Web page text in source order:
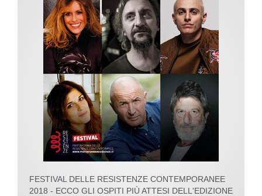
FESTIVAL DELLE RESISTENZE CONTEMPORANEE
2018 - ECCO GLI OSPITI PIÙ ATTESI DELL'EDIZIONE